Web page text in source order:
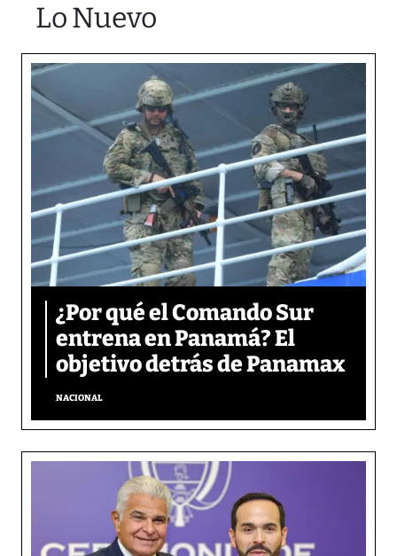
Lo Nuevo
¿Por qué el Comando Sur
entrena en Panamá? El
objetivo detrás de Panamax
NACIONAL